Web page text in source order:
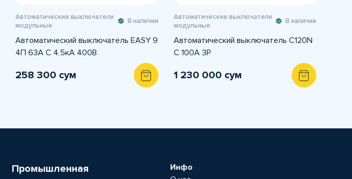
Автоматические выключатели
модульные
В наличии
Автоматический выключатель EASY 9
4П 63А С 4,5кА 400В
258 300 сум
Автоматические выключатели
модульные
В наличии
Автоматический выключатель C120N
C 100A 3P
1 230 000 сум
Промышленная
Инфо